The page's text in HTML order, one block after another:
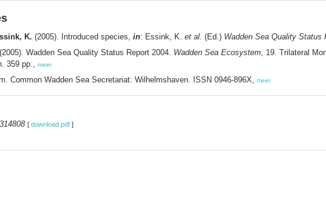
K. (2005). Introduced species, in: Essink, K. et al. (Ed.) Wadden Sea Quality Status
(2005). Wadden Sea Quality Status Report 2004. Wadden Sea Ecosystem , 19. Trilateral
359 pp.,
meer
Common Wadden Sea Secretariat: Wilhelmshaven. ISSN 0946-896X, meer
[ download pdf ]